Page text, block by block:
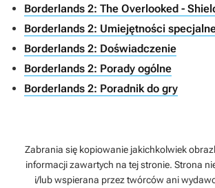
Borderlands 2: The Overlooked -
Borderlands 2: Umiejętności
Borderlands 2: Doświadczenie
Borderlands 2: Porady ogólne
Borderlands 2: Poradnik do gry
Zabrania się kopiowanie jakichkolwiek
informacji zawartych na tej stronie. Strona
i/lub wspierana przez twórców ani